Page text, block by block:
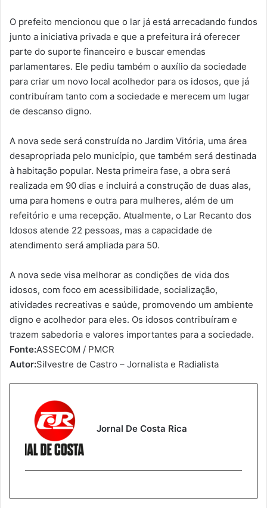
O prefeito mencionou que o lar já está arrecadando fundos
junto a iniciativa privada e que a prefeitura irá oferecer
parte do suporte financeiro e buscar emendas
parlamentares. Ele pediu também o auxílio da sociedade
para criar um novo local acolhedor para os idosos, que já
contribuíram tanto com a sociedade e merecem um lugar
de descanso digno.
A nova sede será construída no Jardim Vitória, uma área
desapropriada pelo município, que também será destinada
à habitação popular. Nesta primeira fase, a obra será
realizada em 90 dias e incluirá a construção de duas alas,
uma para homens e outra para mulheres, além de um
refeitório e uma recepção. Atualmente, o Lar Recanto dos
Idosos atende 22 pessoas, mas a capacidade de
atendimento será ampliada para 50.
A nova sede visa melhorar as condições de vida dos
idosos, com foco em acessibilidade, socialização,
atividades recreativas e saúde, promovendo um ambiente
digno e acolhedor para eles. Os idosos contribuíram e
trazem sabedoria e valores importantes para a sociedade.
Fonte:ASSECOM / PMCR
Autor:Silvestre de Castro – Jornalista e Radialista
Jornal De Costa Rica